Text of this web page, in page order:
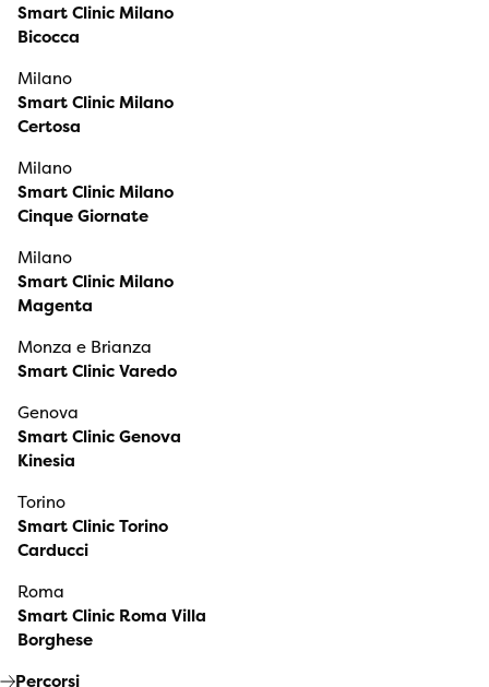
Smart Clinic Milano
Bicocca
Milano
Smart Clinic Milano
Certosa
Milano
Smart Clinic Milano
Cinque Giornate
Milano
Smart Clinic Milano
Magenta
Monza e Brianza
Smart Clinic Varedo
Genova
Smart Clinic Genova
Kinesia
Torino
Smart Clinic Torino
Carducci
Roma
Smart Clinic Roma Villa
Borghese
Percorsi